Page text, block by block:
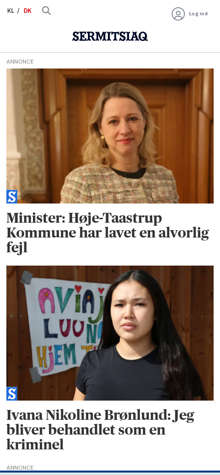
KL DK Log ind
Tag:
ivana
nikoline
brønlund
ANNONCE
Minister: Høje-Taastrup
Kommune har lavet en alvorlig
fejl
Ivana Nikoline Brønlund: Jeg
bliver behandlet som en
kriminel
ANNONCE